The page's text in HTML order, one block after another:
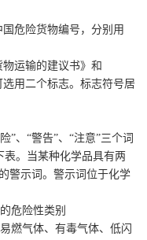
危险货物编号，分别用
运输的建议书》和
用二个标志。标志符号居
、“警告”、“注意”三个词
。当某种化学品具有两
警示词。警示词位于化学
危险性类别
燃气体、有毒气体、低闪